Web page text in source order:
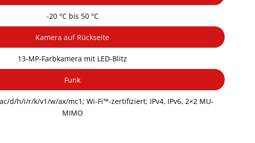
-20 °C bis 50 °C
Kamera auf Rückseite
13-MP-Farbkamera mit LED-Blitz
Funk
d/h/i/r/k/v1/w/ax/mc1; Wi-Fi™-zertifiziert; IPv4, IPv6, 2×2 MU-
MIMO